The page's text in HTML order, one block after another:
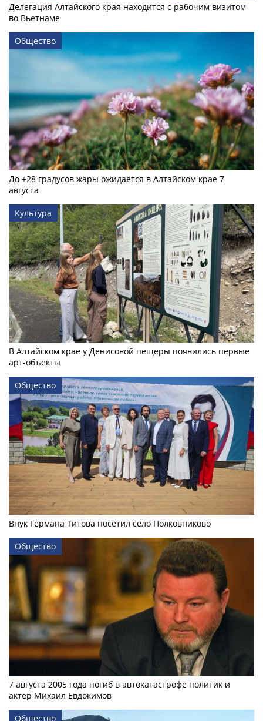
Делегация Алтайского края находится с рабочим визитом
во Вьетнаме
Общество
До +28 градусов жары ожидается в Алтайском крае 7
августа
Культура
В Алтайском крае у Денисовой пещеры появились первые
арт-объекты
Общество
Внук Германа Титова посетил село Полковниково
Общество
7 августа 2005 года погиб в автокатастрофе политик и
актер Михаил Евдокимов
Общество